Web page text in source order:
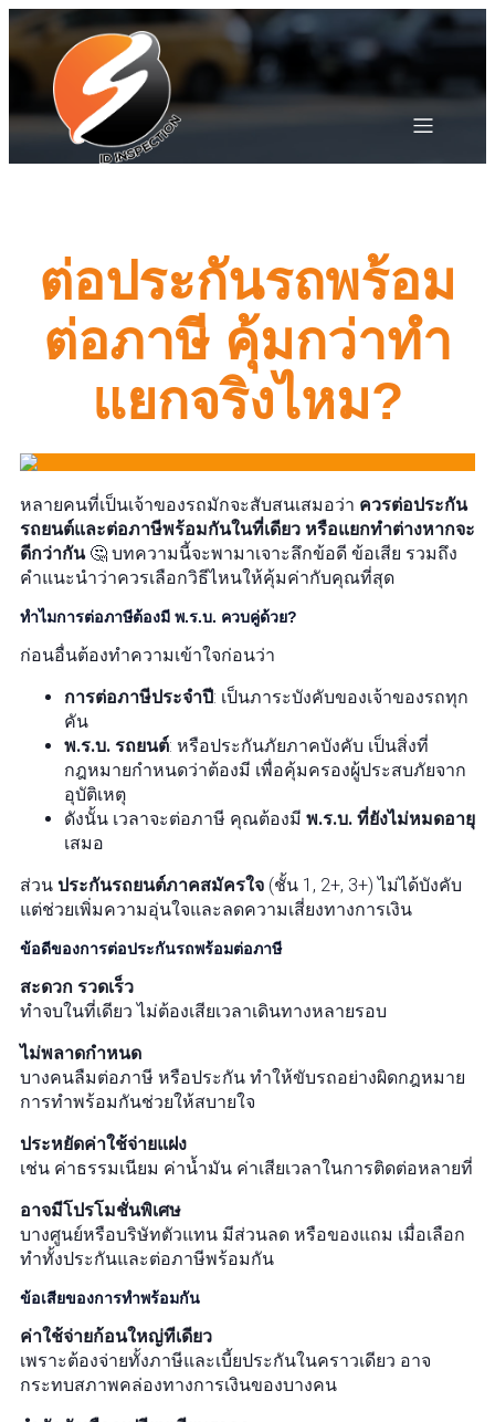
ต่อประกันรถพร้อม
ต่อภาษี คุ้มกว่าทำ
แยกจริงไหม?
หลายคนที่เป็นเจ้าของรถมักจะสับสนเสมอว่า ควรต่อประกัน
รถยนต์และต่อภาษีพร้อมกันในที่เดียว หรือแยกทำต่างหากจะ
ดีกว่ากัน🤔 บทความนี้จะพามาเจาะลึกข้อดี ข้อเสีย รวมถึง
คำแนะนำว่าควรเลือกวิธีไหนให้คุ้มค่ากับคุณที่สุด
ทำไมการต่อภาษีต้องมี พ.ร.บ. ควบคู่ด้วย?
ก่อนอื่นต้องทำความเข้าใจก่อนว่า
การต่อภาษีประจำปี: เป็นภาระบังคับของเจ้าของรถทุก
คัน
พ.ร.บ. รถยนต์: หรือประกันภัยภาคบังคับ เป็นสิ่งที่
กฎหมายกำหนดว่าต้องมี เพื่อคุ้มครองผู้ประสบภัยจาก
อุบัติเหตุ
ดังนั้น เวลาจะต่อภาษี คุณต้องมี พ.ร.บ. ที่ยังไม่หมดอายุ
เสมอ
ส่วน ประกันรถยนต์ภาคสมัครใจ (ชั้น 1, 2+, 3+) ไม่ได้บังคับ
แต่ช่วยเพิ่มความอุ่นใจและลดความเสี่ยงทางการเงิน
ข้อดีของการต่อประกันรถพร้อมต่อภาษี
สะดวก รวดเร็ว
ทำจบในที่เดียว ไม่ต้องเสียเวลาเดินทางหลายรอบ
ไม่พลาดกำหนด
บางคนลืมต่อภาษี หรือประกัน ทำให้ขับรถอย่างผิดกฎหมาย
การทำพร้อมกันช่วยให้สบายใจ
ประหยัดค่าใช้จ่ายแฝง
เช่น ค่าธรรมเนียม ค่าน้ำมัน ค่าเสียเวลาในการติดต่อหลายที่
อาจมีโปรโมชั่นพิเศษ
บางศูนย์หรือบริษัทตัวแทน มีส่วนลด หรือของแถม เมื่อเลือก
ทำทั้งประกันและต่อภาษีพร้อมกัน
ข้อเสียของการทำพร้อมกัน
ค่าใช้จ่ายก้อนใหญ่ทีเดียว
เพราะต้องจ่ายทั้งภาษีและเบี้ยประกันในคราวเดียว อาจ
กระทบสภาพคล่องทางการเงินของบางคน